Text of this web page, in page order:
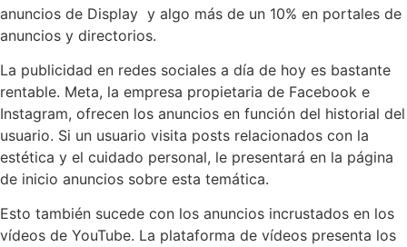
anuncios de Display y algo más de un 10% en portales de
anuncios y directorios.
La publicidad en redes sociales a día de hoy es bastante
rentable. Meta, la empresa propietaria de Facebook e
Instagram, ofrecen los anuncios en función del historial del
usuario. Si un usuario visita posts relacionados con la
estética y el cuidado personal, le presentará en la página
de inicio anuncios sobre esta temática.
Esto también sucede con los anuncios incrustados en los
vídeos de YouTube. La plataforma de vídeos presenta los